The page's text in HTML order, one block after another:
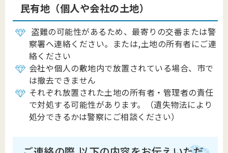
民有地（個人や会社の土地）
盗難の可能性があるため、最寄りの交番または警
察署へ連絡ください。または,土地の所有者にご連
絡ください
会社や個人の敷地内で放置されている場合、市で
は撤去できません
それぞれ放置された土地の所有者・管理者の責任
で対処する可能性があります。（遺失物法により
処分できるかは警察にご相談ください）